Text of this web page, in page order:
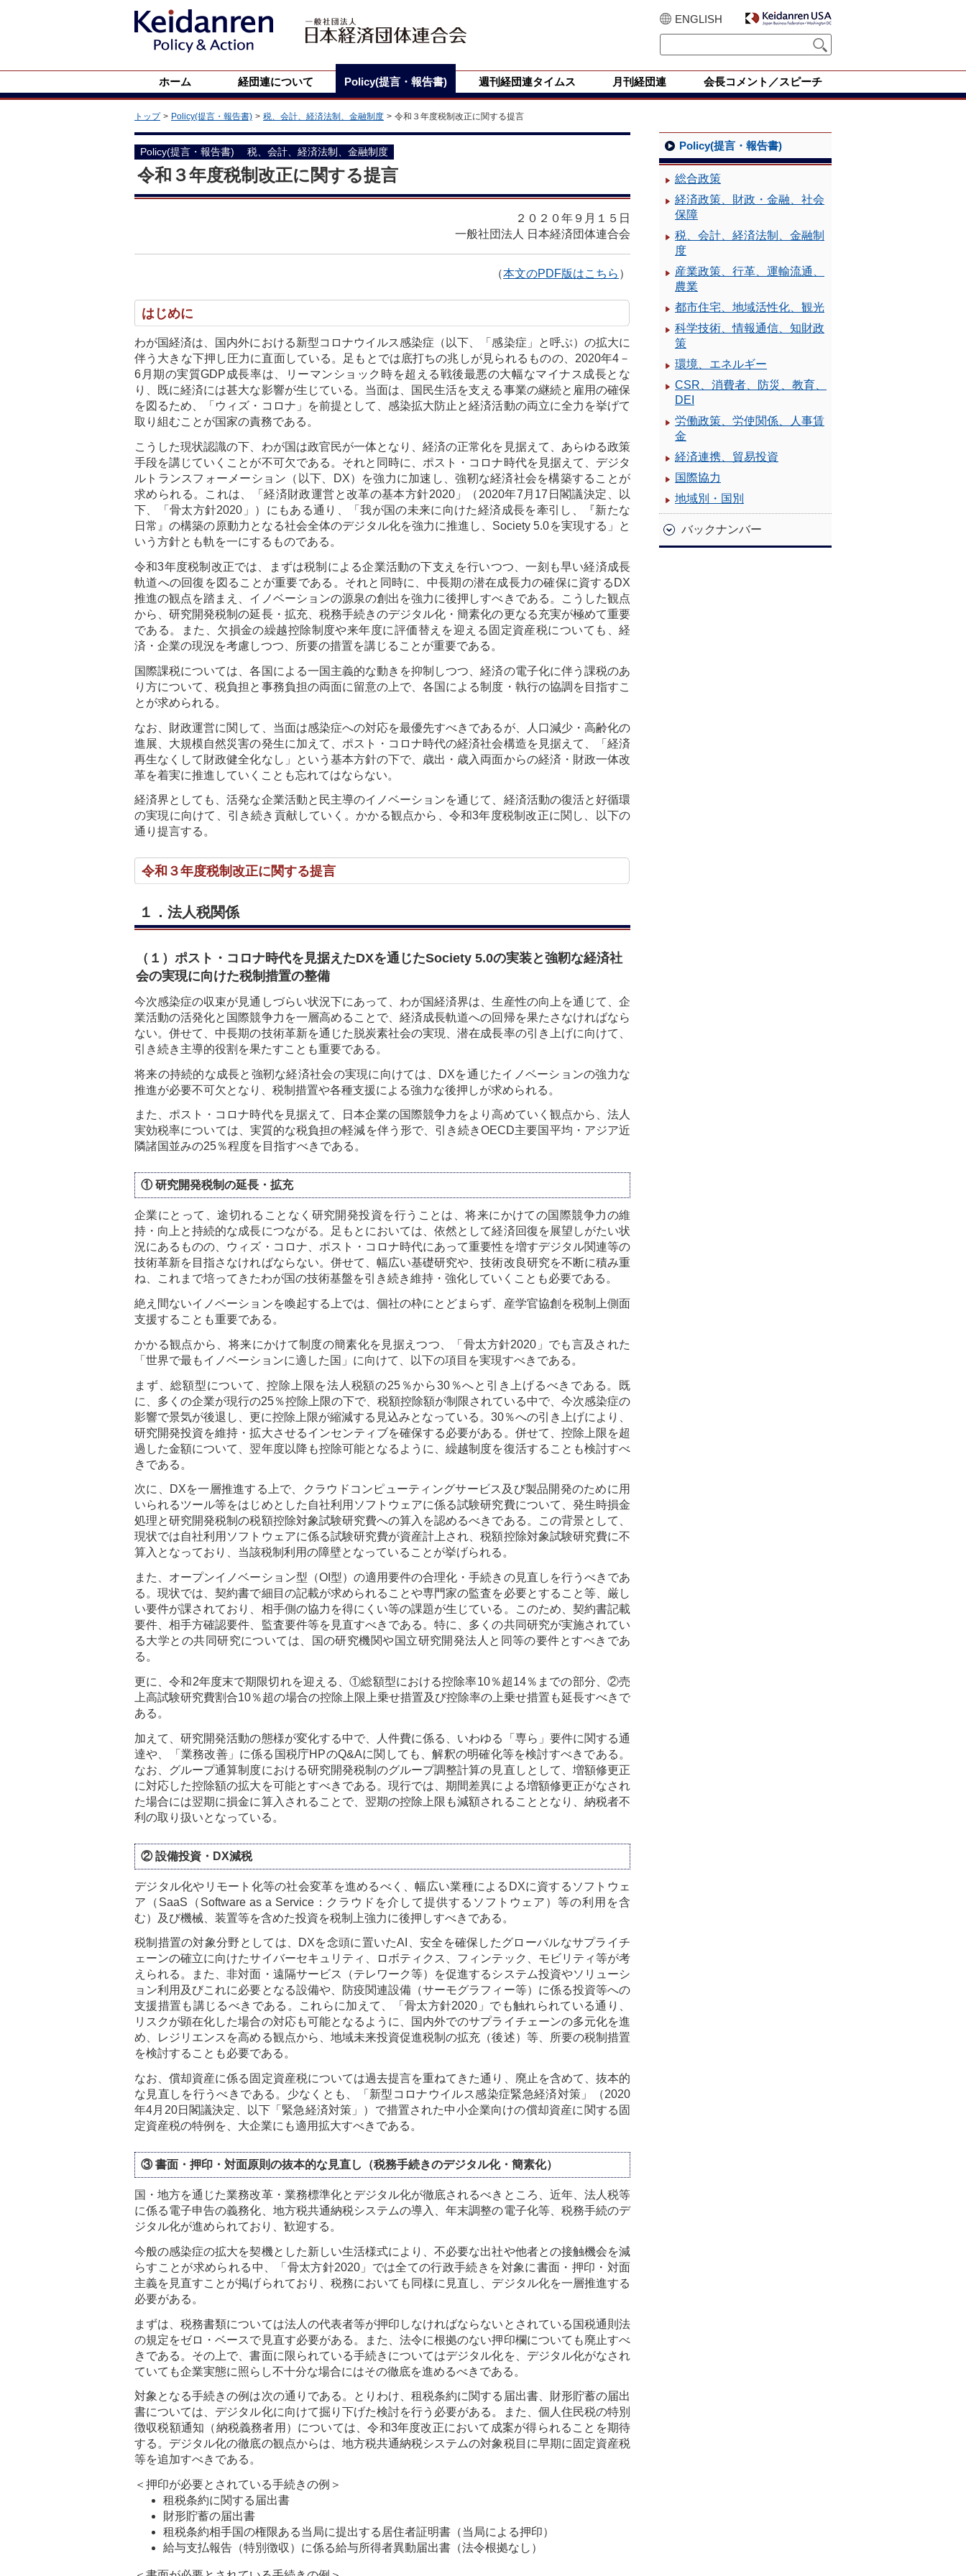
ENGLISH
ホーム 経団連について Policy(提言・報告書) 週刊経団連タイムス 月刊経団連 会長コメント／スピーチ
トップ Policy(提言・報告書) 税、会計、経済法制、金融制度 令和３年度税制改正に関する提言
Policy(提言・報告書) 税、会計、経済法制、金融制度
令和３年度税制改正に関する提言
２０２０年９月１５日
一般社団法人 日本経済団体連合会
（本文のPDF版はこちら ）
はじめに
わが国経済は、国内外における新型コロナウイルス感染症（以下、「感染症」と呼ぶ）の拡大に
伴う大きな下押し圧力に直面している。足もとでは底打ちの兆しが見られるものの、2020年4－
6月期の実質GDP成長率は、リーマンショック時を超える戦後最悪の大幅なマイナス成長とな
り、既に経済には甚大な影響が生じている。当面は、国民生活を支える事業の継続と雇用の確保
を図るため、「ウィズ・コロナ」を前提として、感染拡大防止と経済活動の両立に全力を挙げて
取り組むことが国家の責務である。
こうした現状認識の下、わが国は政官民が一体となり、経済の正常化を見据えて、あらゆる政策
手段を講じていくことが不可欠である。それと同時に、ポスト・コロナ時代を見据えて、デジタ
ルトランスフォーメーション（以下、DX）を強力に加速し、強靭な経済社会を構築することが
求められる。これは、「経済財政運営と改革の基本方針2020」（2020年7月17日閣議決定、以
下、「骨太方針2020」）にもある通り、「我が国の未来に向けた経済成長を牽引し、『新たな
日常』の構築の原動力となる社会全体のデジタル化を強力に推進し、Society 5.0を実現する」と
いう方針とも軌を一にするものである。
令和3年度税制改正では、まずは税制による企業活動の下支えを行いつつ、一刻も早い経済成長
軌道への回復を図ることが重要である。それと同時に、中長期の潜在成長力の確保に資するDX
推進の観点を踏まえ、イノベーションの源泉の創出を強力に後押しすべきである。こうした観点
から、研究開発税制の延長・拡充、税務手続きのデジタル化・簡素化の更なる充実が極めて重要
である。また、欠損金の繰越控除制度や来年度に評価替えを迎える固定資産税についても、経
済・企業の現況を考慮しつつ、所要の措置を講じることが重要である。
国際課税については、各国による一国主義的な動きを抑制しつつ、経済の電子化に伴う課税のあ
り方について、税負担と事務負担の両面に留意の上で、各国による制度・執行の協調を目指すこ
とが求められる。
なお、財政運営に関して、当面は感染症への対応を最優先すべきであるが、人口減少・高齢化の
進展、大規模自然災害の発生に加えて、ポスト・コロナ時代の経済社会構造を見据えて、「経済
再生なくして財政健全化なし」という基本方針の下で、歳出・歳入両面からの経済・財政一体改
革を着実に推進していくことも忘れてはならない。
経済界としても、活発な企業活動と民主導のイノベーションを通じて、経済活動の復活と好循環
の実現に向けて、引き続き貢献していく。かかる観点から、令和3年度税制改正に関し、以下の
通り提言する。
令和３年度税制改正に関する提言
１．法人税関係
（１）ポスト・コロナ時代を見据えたDXを通じたSociety 5.0の実装と強靭な経済社
会の実現に向けた税制措置の整備
今次感染症の収束が見通しづらい状況下にあって、わが国経済界は、生産性の向上を通じて、企
業活動の活発化と国際競争力を一層高めることで、経済成長軌道への回帰を果たさなければなら
ない。併せて、中長期の技術革新を通じた脱炭素社会の実現、潜在成長率の引き上げに向けて、
引き続き主導的役割を果たすことも重要である。
将来の持続的な成長と強靭な経済社会の実現に向けては、DXを通じたイノベーションの強力な
推進が必要不可欠となり、税制措置や各種支援による強力な後押しが求められる。
また、ポスト・コロナ時代を見据えて、日本企業の国際競争力をより高めていく観点から、法人
実効税率については、実質的な税負担の軽減を伴う形で、引き続きOECD主要国平均・アジア近
隣諸国並みの25％程度を目指すべきである。
① 研究開発税制の延長・拡充
企業にとって、途切れることなく研究開発投資を行うことは、将来にかけての国際競争力の維
持・向上と持続的な成長につながる。足もとにおいては、依然として経済回復を展望しがたい状
況にあるものの、ウィズ・コロナ、ポスト・コロナ時代にあって重要性を増すデジタル関連等の
技術革新を目指さなければならない。併せて、幅広い基礎研究や、技術改良研究を不断に積み重
ね、これまで培ってきたわが国の技術基盤を引き続き維持・強化していくことも必要である。
絶え間ないイノベーションを喚起する上では、個社の枠にとどまらず、産学官協創を税制上側面
支援することも重要である。
かかる観点から、将来にかけて制度の簡素化を見据えつつ、「骨太方針2020」でも言及された
「世界で最もイノベーションに適した国」に向けて、以下の項目を実現すべきである。
まず、総額型について、控除上限を法人税額の25％から30％へと引き上げるべきである。既
に、多くの企業が現行の25％控除上限の下で、税額控除額が制限されている中で、今次感染症の
影響で景気が後退し、更に控除上限が縮減する見込みとなっている。30％への引き上げにより、
研究開発投資を維持・拡大させるインセンティブを確保する必要がある。併せて、控除上限を超
過した金額について、翌年度以降も控除可能となるように、繰越制度を復活することも検討すべ
きである。
次に、DXを一層推進する上で、クラウドコンピューティングサービス及び製品開発のために用
いられるツール等をはじめとした自社利用ソフトウェアに係る試験研究費について、発生時損金
処理と研究開発税制の税額控除対象試験研究費への算入を認めるべきである。この背景として、
現状では自社利用ソフトウェアに係る試験研究費が資産計上され、税額控除対象試験研究費に不
算入となっており、当該税制利用の障壁となっていることが挙げられる。
また、オープンイノベーション型（OI型）の適用要件の合理化・手続きの見直しを行うべきであ
る。現状では、契約書で細目の記載が求められることや専門家の監査を必要とすること等、厳し
い要件が課されており、相手側の協力を得にくい等の課題が生じている。このため、契約書記載
要件、相手方確認要件、監査要件等を見直すべきである。特に、多くの共同研究が実施されてい
る大学との共同研究については、国の研究機関や国立研究開発法人と同等の要件とすべきであ
る。
更に、令和2年度末で期限切れを迎える、①総額型における控除率10％超14％までの部分、②売
上高試験研究費割合10％超の場合の控除上限上乗せ措置及び控除率の上乗せ措置も延長すべきで
ある。
加えて、研究開発活動の態様が変化する中で、人件費に係る、いわゆる「専ら」要件に関する通
達や、「業務改善」に係る国税庁HPのQ&Aに関しても、解釈の明確化等を検討すべきである。
なお、グループ通算制度における研究開発税制のグループ調整計算の見直しとして、増額修更正
に対応した控除額の拡大を可能とすべきである。現行では、期間差異による増額修更正がなされ
た場合には翌期に損金に算入されることで、翌期の控除上限も減額されることとなり、納税者不
利の取り扱いとなっている。
② 設備投資・DX減税
デジタル化やリモート化等の社会変革を進めるべく、幅広い業種によるDXに資するソフトウェ
ア（SaaS（Software as a Service：クラウドを介して提供するソフトウェア）等の利用を含
む）及び機械、装置等を含めた投資を税制上強力に後押しすべきである。
税制措置の対象分野としては、DXを念頭に置いたAI、安全を確保したグローバルなサプライチ
ェーンの確立に向けたサイバーセキュリティ、ロボティクス、フィンテック、モビリティ等が考
えられる。また、非対面・遠隔サービス（テレワーク等）を促進するシステム投資やソリューシ
ョン利用及びこれに必要となる設備や、防疫関連設備（サーモグラフィー等）に係る投資等への
支援措置も講じるべきである。これらに加えて、「骨太方針2020」でも触れられている通り、
リスクが顕在化した場合の対応も可能となるように、国内外でのサプライチェーンの多元化を進
め、レジリエンスを高める観点から、地域未来投資促進税制の拡充（後述）等、所要の税制措置
を検討することも必要である。
なお、償却資産に係る固定資産税については過去提言を重ねてきた通り、廃止を含めて、抜本的
な見直しを行うべきである。少なくとも、「新型コロナウイルス感染症緊急経済対策」（2020
年4月20日閣議決定、以下「緊急経済対策」）で措置された中小企業向けの償却資産に関する固
定資産税の特例を、大企業にも適用拡大すべきである。
③ 書面・押印・対面原則の抜本的な見直し（税務手続きのデジタル化・簡素化）
国・地方を通じた業務改革・業務標準化とデジタル化が徹底されるべきところ、近年、法人税等
に係る電子申告の義務化、地方税共通納税システムの導入、年末調整の電子化等、税務手続のデ
ジタル化が進められており、歓迎する。
今般の感染症の拡大を契機とした新しい生活様式により、不必要な出社や他者との接触機会を減
らすことが求められる中、「骨太方針2020」では全ての行政手続きを対象に書面・押印・対面
主義を見直すことが掲げられており、税務においても同様に見直し、デジタル化を一層推進する
必要がある。
まずは、税務書類については法人の代表者等が押印しなければならないとされている国税通則法
の規定をゼロ・ベースで見直す必要がある。また、法令に根拠のない押印欄についても廃止すべ
きである。その上で、書面に限られている手続きについてはデジタル化を、デジタル化がなされ
ていても企業実態に照らし不十分な場合にはその徹底を進めるべきである。
対象となる手続きの例は次の通りである。とりわけ、租税条約に関する届出書、財形貯蓄の届出
書については、デジタル化に向けて掘り下げた検討を行う必要がある。また、個人住民税の特別
徴収税額通知（納税義務者用）については、令和3年度改正において成案が得られることを期待
する。デジタル化の徹底の観点からは、地方税共通納税システムの対象税目に早期に固定資産税
等を追加すべきである。
＜押印が必要とされている手続きの例＞
租税条約に関する届出書
財形貯蓄の届出書
租税条約相手国の権限ある当局に提出する居住者証明書（当局による押印）
給与支払報告（特別徴収）に係る給与所得者異動届出書（法令根拠なし）
Policy(提言・報告書)
総合政策
経済政策、財政・金融、社会
保障
税、会計、経済法制、金融制
度
産業政策、行革、運輸流通、
農業
都市住宅、地域活性化、観光
科学技術、情報通信、知財政
策
環境、エネルギー
CSR、消費者、防災、教育、
DEI
労働政策、労使関係、人事賃
金
経済連携、貿易投資
国際協力
地域別・国別
バックナンバー